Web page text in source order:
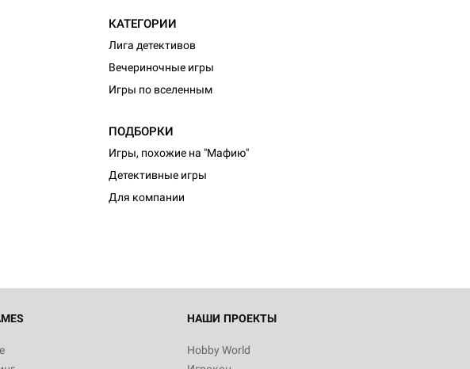
КАТЕГОРИИ
Лига детективов
Вечериночные игры
Игры по вселенным
ПОДБОРКИ
Игры, похожие на "Мафию"
Детективные игры
Для компании
НАШИ ПРОЕКТЫ
Hobby World
игра Hobby World Журнал
Спецвыпуск: Братья
Боевая тревога